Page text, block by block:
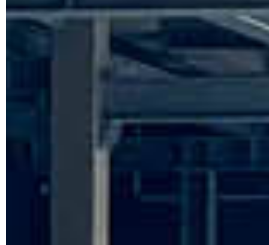
verarbeitet werden, und legen Sie Ihre Präferenzen im
Abschnitt Einzelheitenfest.
Wir verwenden Cookies, um Inhalte und Anzeigen zu
personalisieren, Funktionen für soziale Medien anbieten zu
können und die Zugriffe auf unsere Website zu
Medien, Werbung und Analysen weiter. Unsere Partner
führen diese Informationen möglicherweise mit weiteren
Daten zusammen, die Sie ihnen bereitgestellt haben oder